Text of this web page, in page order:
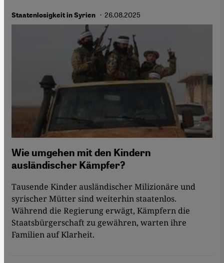
Staatenlosigkeit in Syrien · 26.08.2025
Wie umgehen mit den Kindern
ausländischer Kämpfer?
Tausende Kinder ausländischer Milizionäre und
syrischer Mütter sind weiterhin staatenlos.
Während die Regierung erwägt, Kämpfern die
Staatsbürgerschaft zu gewähren, warten ihre
Familien auf Klarheit.